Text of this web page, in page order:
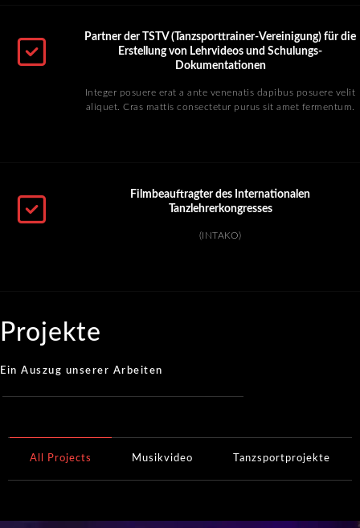
Partner der TSTV (Tanzsporttrainer-Vereinigung) für die
Erstellung von Lehrvideos und Schulungs-
Dokumentationen
Integer posuere erat a ante venenatis dapibus posuere velit
aliquet. Cras mattis consectetur purus sit amet fermentum.
Filmbeauftragter des Internationalen
Tanzlehrerkongresses
(INTAKO)
Projekte
Ein Auszug unserer Arbeiten
All Projects Musikvideo Tanzsportprojekte